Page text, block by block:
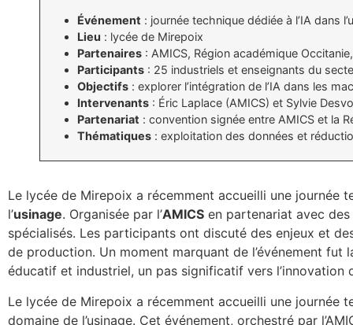
Événement : journée technique dédiée à l’IA dans
Lieu : lycée de Mirepoix
Partenaires : AMICS, Région académique
Participants : 25 industriels et enseignants du
Objectifs : explorer l’intégration de l’IA dans les
Intervenants : Éric Laplace (AMICS) et Sylvie
Partenariat : convention signée entre AMICS et la
Thématiques : exploitation des données et
Le lycée de Mirepoix a récemment accueilli une journée
l’usinage. Organisée par l’AMICS en partenariat avec
spécialisés. Les participants ont discuté des enjeux et
de production. Un moment marquant de l’événement
éducatif et industriel, un pas significatif vers l’innovation
Le lycée de Mirepoix a récemment accueilli une journée
domaine de l’usinage. Cet événement, orchestré par